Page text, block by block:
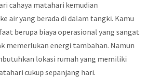
cahaya matahari kemudian
air yang berada di dalam tangki. Kamu
berupa biaya operasional yang sangat
memerlukan energi tambahan. Namun
lokasi rumah yang memiliki
cukup sepanjang hari.